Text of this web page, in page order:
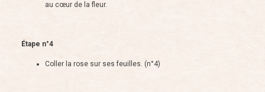
au cœur de la fleur.
Étape n°4
Coller la rose sur ses feuilles. (n°4)